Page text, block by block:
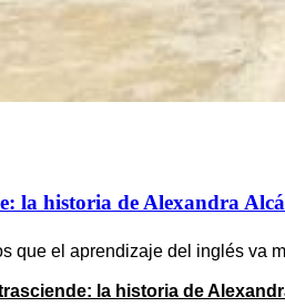
la historia de Alexandra
que el aprendizaje del inglés va
la historia de